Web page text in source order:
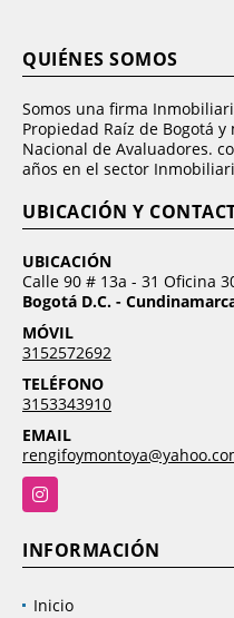
QUIÉNES SOMOS
Somos una firma
Propiedad Raíz de Bogotá
Nacional de Avaluadores.
años en el sector
UBICACIÓN Y
UBICACIÓN
Calle 90 # 13a - 31 Oficina
Bogotá D.C. -
MÓVIL
3152572692
TELÉFONO
3153343910
EMAIL
Instagram
INFORMACIÓN
Inicio